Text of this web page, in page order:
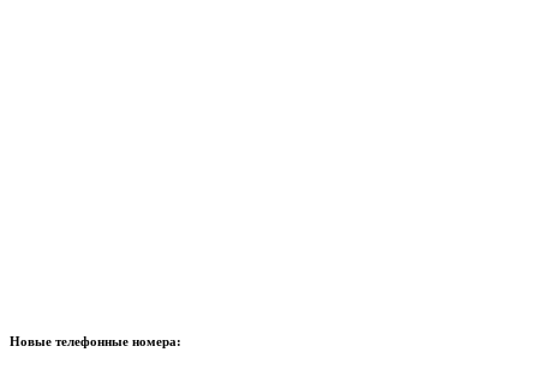
Новые телефонные номера: